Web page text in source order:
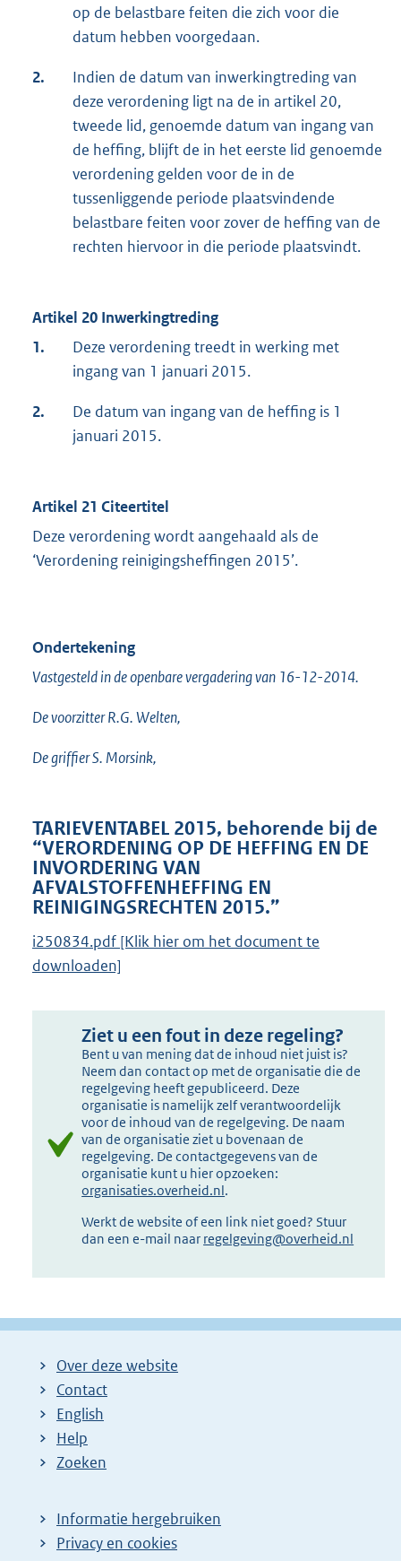
op de belastbare feiten die zich voor die
datum hebben voorgedaan.
2.
Indien de datum van inwerkingtreding van
deze verordening ligt na de in artikel 20,
tweede lid, genoemde datum van ingang van
de heffing, blijft de in het eerste lid genoemde
verordening gelden voor de in de
tussenliggende periode plaatsvindende
belastbare feiten voor zover de heffing van de
rechten hiervoor in die periode plaatsvindt.
Artikel 20 Inwerkingtreding
1.
Deze verordening treedt in werking met
ingang van 1 januari 2015.
2.
De datum van ingang van de heffing is 1
januari 2015.
Artikel 21 Citeertitel
Deze verordening wordt aangehaald als de
‘Verordening reinigingsheffingen 2015’.
Ondertekening
Vastgesteld in de openbare vergadering van 16-12-2014.
De voorzitter R.G. Welten,
De griffier S. Morsink,
TARIEVENTABEL 2015, behorende bij de
“VERORDENING OP DE HEFFING EN DE
INVORDERING VAN
AFVALSTOFFENHEFFING EN
REINIGINGSRECHTEN 2015.”
i250834.pdf [Klik hier om het document te
downloaden]
Ziet u een fout in deze regeling?
Bent u van mening dat de inhoud niet juist is?
Neem dan contact op met de organisatie die de
regelgeving heeft gepubliceerd. Deze
organisatie is namelijk zelf verantwoordelijk
voor de inhoud van de regelgeving. De naam
van de organisatie ziet u bovenaan de
regelgeving. De contactgegevens van de
organisatie kunt u hier opzoeken:
organisaties.overheid.nl.
Werkt de website of een link niet goed? Stuur
dan een e-mail naar regelgeving@overheid.nl
Over deze website
Contact
English
Help
Zoeken
Informatie hergebruiken
Privacy en cookies